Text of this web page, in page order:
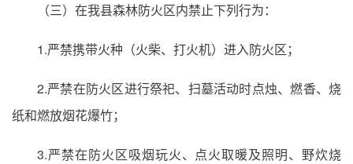
（三）在我县森林防火区内禁止下列行为：
1.严禁携带火种（火柴、打火机）进入防火区；
2.严禁在防火区进行祭祀、扫墓活动时点烛、燃香、烧
纸和燃放烟花爆竹；
3.严禁在防火区吸烟玩火、点火取暖及照明、野炊烧